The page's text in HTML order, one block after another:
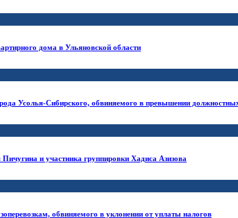
дома в Ульяновской области
Усолья-Сибирского, обвиняемого в превышении
и участника группировки Хадиса Азизова
обвиняемого в уклонении от уплаты налогов